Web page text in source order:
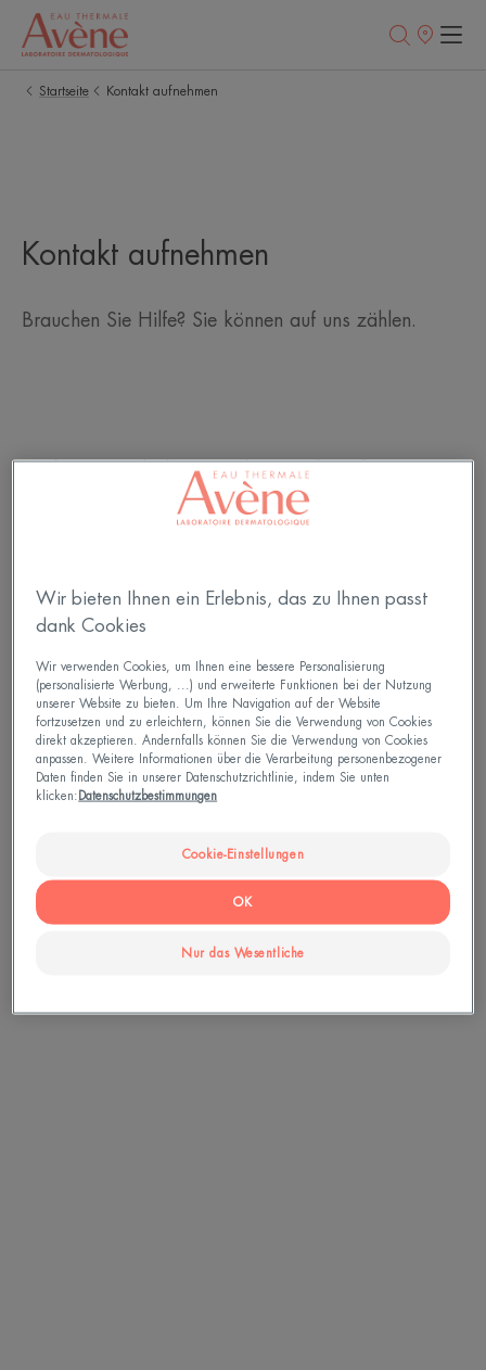
Startseite Kontakt aufnehmen
Kontakt aufnehmen
Brauchen Sie Hilfe? Sie können auf uns zählen.
Sie können sich darauf verlassen, dass diese
Informationen ausschliesslich dazu verwendet
werden, Ihnen so schnell wie möglich eine Antwort
mit uns aufbewahrt. Mehr erfahren:
Datenschutzrichtlinie.
Wir bieten Ihnen ein Erlebnis, das zu Ihnen passt
dank Cookies
Wir verwenden Cookies, um Ihnen eine bessere Personalisierung
(personalisierte Werbung, ...) und erweiterte Funktionen bei der Nutzung
unserer Website zu bieten. Um Ihre Navigation auf der Website
fortzusetzen und zu erleichtern, können Sie die Verwendung von Cookies
direkt akzeptieren. Andernfalls können Sie die Verwendung von Cookies
anpassen. Weitere Informationen über die Verarbeitung personenbezogener
Daten finden Sie in unserer Datenschutzrichtlinie, indem Sie unten
klicken: Datenschutzbestimmungen
Cookie-Einstellungen
Nur das Wesentliche
OK